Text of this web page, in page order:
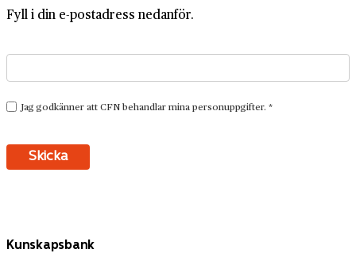
Fyll i din e-postadress nedanför.
Kunskapsbank